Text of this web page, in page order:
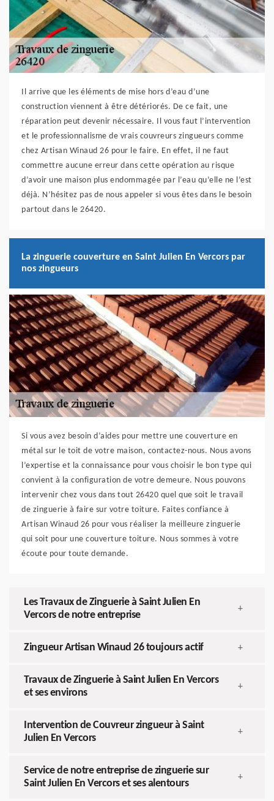
Il arrive que les éléments de mise hors d’eau d’une
construction viennent à être détériorés. De ce fait, une
réparation peut devenir nécessaire. Il vous faut l’intervention
et le professionnalisme de vrais couvreurs zingueurs comme
chez Artisan Winaud 26 pour le faire. En effet, il ne faut
commettre aucune erreur dans cette opération au risque
d’avoir une maison plus endommagée par l’eau qu’elle ne l’est
déjà. N’hésitez pas de nous appeler si vous êtes dans le besoin
partout dans le 26420.
La zinguerie couverture en Saint Julien En Vercors par
nos zingueurs
Si vous avez besoin d’aides pour mettre une couverture en
métal sur le toit de votre maison, contactez-nous. Nous avons
l’expertise et la connaissance pour vous choisir le bon type qui
convient à la configuration de votre demeure. Nous pouvons
intervenir chez vous dans tout 26420 quel que soit le travail
de zinguerie à faire sur votre toiture. Faites confiance à
Artisan Winaud 26 pour vous réaliser la meilleure zinguerie
qui soit pour une couverture toiture. Nous sommes à votre
écoute pour toute demande.
Les Travaux de Zinguerie à Saint Julien En
Vercors de notre entreprise
+
Zingueur Artisan Winaud 26 toujours actif +
Travaux de Zinguerie à Saint Julien En Vercors
et ses environs
+
Intervention de Couvreur zingueur à Saint
Julien En Vercors
+
Service de notre entreprise de zinguerie sur
Saint Julien En Vercors et ses alentours
+